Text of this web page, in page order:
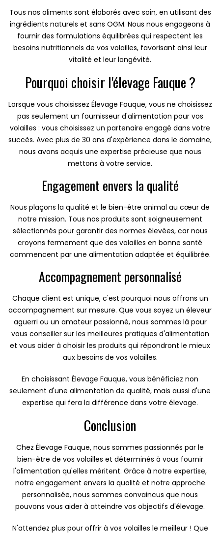
Tous nos aliments sont élaborés avec soin, en utilisant des
ingrédients naturels et sans OGM. Nous nous engageons à
fournir des formulations équilibrées qui respectent les
besoins nutritionnels de vos volailles, favorisant ainsi leur
vitalité et leur longévité.
Pourquoi choisir l'élevage Fauque ?
Lorsque vous choisissez Élevage Fauque, vous ne choisissez
pas seulement un fournisseur d'alimentation pour vos
volailles : vous choisissez un partenaire engagé dans votre
succès. Avec plus de 30 ans d'expérience dans le domaine,
nous avons acquis une expertise précieuse que nous
mettons à votre service.
Engagement envers la qualité
Nous plaçons la qualité et le bien-être animal au cœur de
notre mission. Tous nos produits sont soigneusement
sélectionnés pour garantir des normes élevées, car nous
croyons fermement que des volailles en bonne santé
commencent par une alimentation adaptée et équilibrée.
Accompagnement personnalisé
Chaque client est unique, c'est pourquoi nous offrons un
accompagnement sur mesure. Que vous soyez un éleveur
aguerri ou un amateur passionné, nous sommes là pour
vous conseiller sur les meilleures pratiques d'alimentation
et vous aider à choisir les produits qui répondront le mieux
aux besoins de vos volailles.
En choisissant Élevage Fauque, vous bénéficiez non
seulement d'une alimentation de qualité, mais aussi d'une
expertise qui fera la différence dans votre élevage.
Conclusion
Chez Élevage Fauque, nous sommes passionnés par le
bien-être de vos volailles et déterminés à vous fournir
l'alimentation qu'elles méritent. Grâce à notre expertise,
notre engagement envers la qualité et notre approche
personnalisée, nous sommes convaincus que nous
pouvons vous aider à atteindre vos objectifs d'élevage.
N'attendez plus pour offrir à vos volailles le meilleur ! Que